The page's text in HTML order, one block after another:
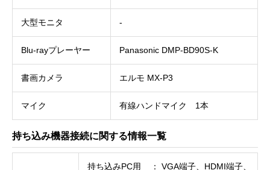
大型モニタ -
Blu-rayプレーヤー Panasonic DMP-BD90S-K
書画カメラ エルモ MX-P3
マイク 有線ハンドマイク 1本
持ち込み機器接続に関する情報一覧
持ち込みPC用 ： VGA端子、HDMI端子、